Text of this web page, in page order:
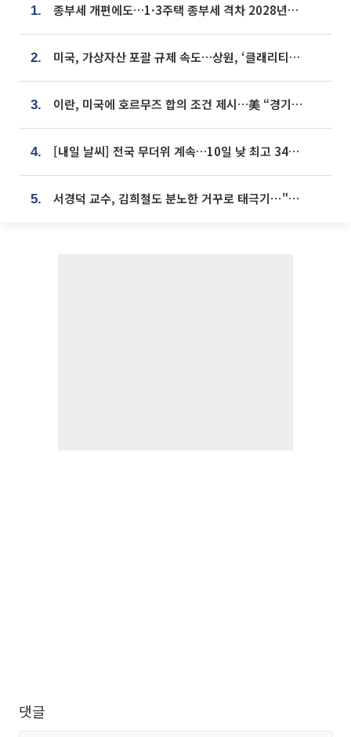
1. 종부세 개편에도…1·3주택 종부세 격차 2028년부터 확대
2. 미국, 가상자산 포괄 규제 속도…상원, ‘클래리티법’ 9월 절차투표 추진
3. 이란, 미국에 호르무즈 합의 조건 제시…美 “경기 아직 안 끝나” [종합]
4. [내일 날씨] 전국 무더위 계속…10일 낮 최고 34도 육박
5. 서경덕 교수, 김희철도 분노한 거꾸로 태극기⋯"엉터리는 아냐, 아쉬울 뿐"
댓글